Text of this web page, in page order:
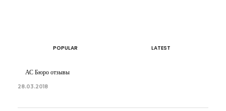
POPULAR LATEST
АС Бюро отзывы
28.03.2018